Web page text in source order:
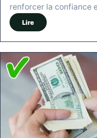
renforcer la confiance
Lire